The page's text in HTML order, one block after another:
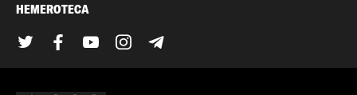
HEMEROTECA
TwitterFacebook
YouTubeInstagram